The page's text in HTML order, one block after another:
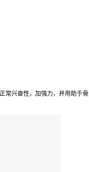
兴奋性，加强力，并用助于